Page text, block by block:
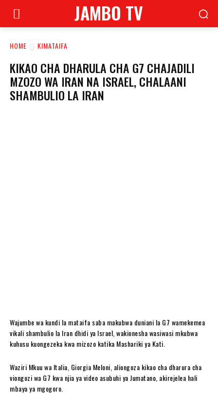
JAMBO TV
HOME KIMATAIFA
KIKAO CHA DHARULA CHA G7 CHAJADILI
MZOZO WA IRAN NA ISRAEL, CHALAANI
SHAMBULIO LA IRAN
Wajumbe wa kundi la mataifa saba makubwa duniani la G7 wamekemea
vikali shambulio la Iran dhidi ya Israel, wakionesha wasiwasi mkubwa
kuhusu kuongezeka kwa mizozo katika Mashariki ya Kati.
Waziri Mkuu wa Italia, Giorgia Meloni, aliongoza kikao cha dharura cha
viongozi wa G7 kwa njia ya video asubuhi ya Jumatano, akirejelea hali
mbaya ya mgogoro.